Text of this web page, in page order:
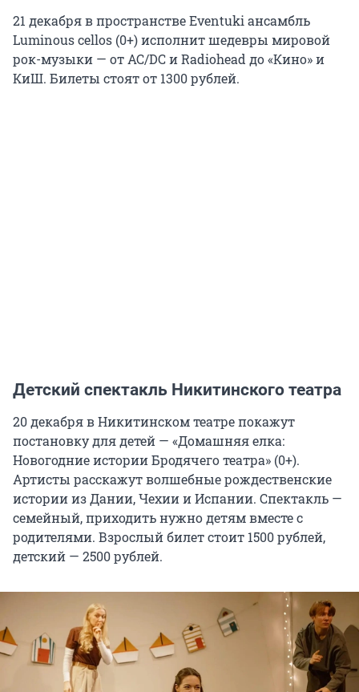
21 декабря в пространстве Eventuki ансамбль
Luminous cellos (0+) исполнит шедевры мировой
рок-музыки — от AC/DC и Radiohead до «Кино» и
КиШ. Билеты стоят от 1300 рублей.
Детский спектакль Никитинского театра
20 декабря в Никитинском театре покажут
постановку для детей — «Домашняя елка:
Новогодние истории Бродячего театра» (0+).
Артисты расскажут волшебные рождественские
истории из Дании, Чехии и Испании. Спектакль —
семейный, приходить нужно детям вместе с
родителями. Взрослый билет стоит 1500 рублей,
детский — 2500 рублей.